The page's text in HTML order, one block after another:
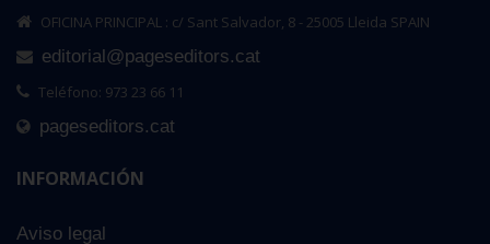
OFICINA PRINCIPAL : c/ Sant Salvador, 8 - 25005 Lleida SPAIN
editorial@pageseditors.cat
Teléfono: 973 23 66 11
pageseditors.cat
INFORMACIÓN
Aviso legal